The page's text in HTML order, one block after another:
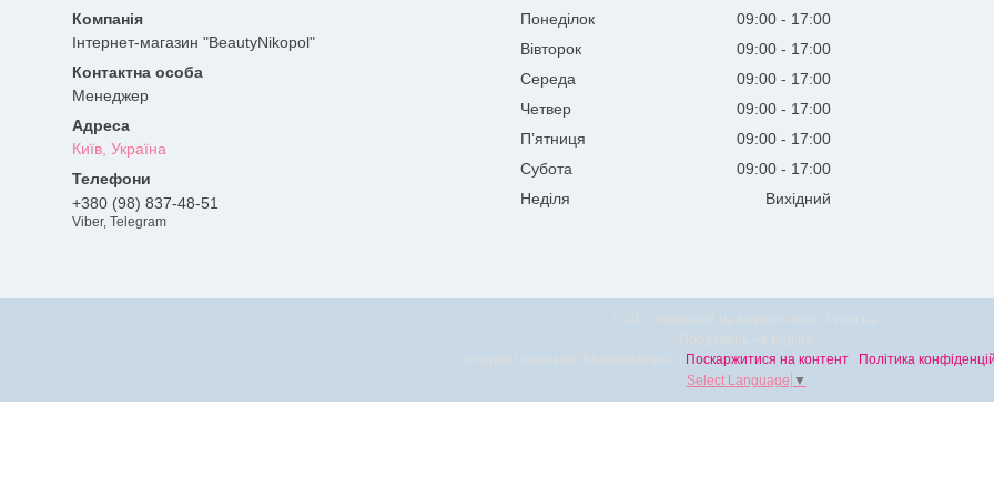
Інтернет-магазин "BeautyNikopol"
Менеджер
Київ, Україна
+380 (98) 837-48-51
Viber, Telegram
Понеділок 09:00
17:00
Вівторок
09:00
17:00
Середа
09:00
17:00
Четвер
09:00
17:00
Пʼятниця
09:00
17:00
Субота
09:00
17:00
Неділя
Вихідний
Поскаржитися на контент
Політика
Select Language ▼